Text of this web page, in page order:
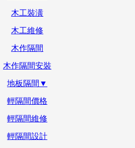
木工裝潢
木工維修
木作隔間
木作隔間安裝
地板隔間▼
輕隔間價格
輕隔間維修
輕隔間設計